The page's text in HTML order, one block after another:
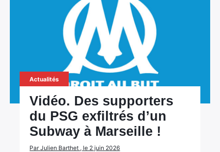
Actualités
Vidéo. Des supporters
du PSG exfiltrés d’un
Subway à Marseille !
Par Julien Barthet , le 2 juin 2026